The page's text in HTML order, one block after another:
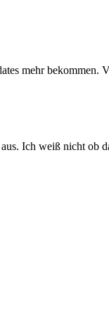
mehr bekommen.
Ich weiß nicht ob